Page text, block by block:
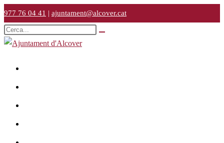
Vés
al
contingut
977 76 04 41 | ajuntament@alcover.cat
Cerca
en
web